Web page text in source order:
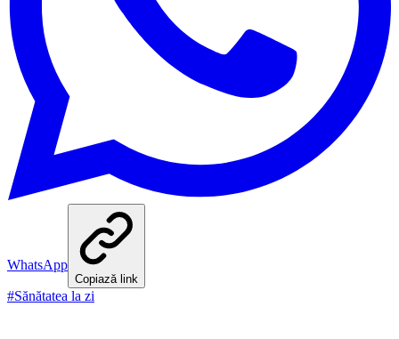
WhatsApp
Copiază link
#Sănătatea la zi